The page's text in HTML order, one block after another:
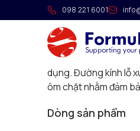
098 221 6001
Cổ xuyên
Cổ xuyên mái rất linh
Khung nhôm có thể
chắn nước. Được cắt
dụng. Đường kính lỗ
ôm chặt nhằm đảm
Dòng sản phẩm